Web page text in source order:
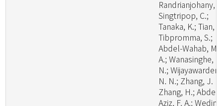
Randrianjohany,
Singtripop, C.;
Tanaka, K.; Tian,
Tibpromma, S.;
Abdel-Wahab, M.
A.; Wanasinghe,
N.;
N. N.; Zhang, J.
Zhang, H.; Abdel-
Aziz, F. A.; Wedin,